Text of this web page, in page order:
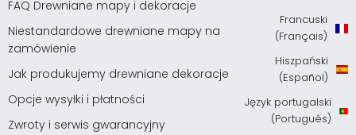
FAQ Drewniane mapy i dekoracje
Niestandardowe drewniane mapy na
zamówienie
Jak produkujemy drewniane dekoracje
Opcje wysyłki i płatności
Zwroty i serwis gwarancyjny
Francuski
(Français)
Hiszpański
(Español)
Język portugalski
(Português)